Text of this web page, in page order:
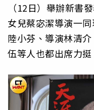
（12日）舉辦新書
女兒蔡宓潔導演一
陸小芬、導演林清
伍等人也都出席力挺